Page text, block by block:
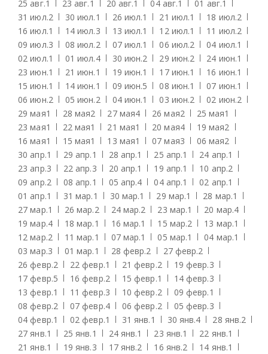
25 авг.1 23 авг.1 20 авг.1 04 авг.1 01 авг.1
31 июл.2 30 июл.1 26 июл.1 21 июл.1 18 июл.2
16 июл.1 14 июл.3 13 июл.1 12 июл.1 11 июл.2
09 июл.3 08 июл.2 07 июл.1 06 июл.2 04 июл.1
02 июл.1 01 июл.4 30 июн.2 29 июн.2 24 июн.1
23 июн.1 21 июн.1 19 июн.1 17 июн.1 16 июн.1
15 июн.1 14 июн.1 09 июн.5 08 июн.1 07 июн.1
06 июн.2 05 июн.2 04 июн.1 03 июн.2 02 июн.2
29 мая1 28 мая2 27 мая4 26 мая2 25 мая1
23 мая1 22 мая1 21 мая1 20 мая4 19 мая2
16 мая1 15 мая1 13 мая1 07 мая3 06 мая2
30 апр.1 29 апр.1 28 апр.1 25 апр.1 24 апр.1
23 апр.3 22 апр.3 20 апр.1 19 апр.1 10 апр.2
09 апр.2 08 апр.1 05 апр.4 04 апр.1 02 апр.1
01 апр.1 31 мар.1 30 мар.1 29 мар.1 28 мар.1
27 мар.1 26 мар.2 24 мар.2 23 мар.1 20 мар.4
19 мар.4 18 мар.1 16 мар.1 15 мар.2 13 мар.1
12 мар.2 11 мар.1 07 мар.1 05 мар.1 04 мар.1
03 мар.3 01 мар.1 28 февр.2 27 февр.2
26 февр.2 22 февр.1 21 февр.2 19 февр.3
17 февр.5 16 февр.2 15 февр.1 14 февр.3
13 февр.1 11 февр.3 10 февр.2 09 февр.1
08 февр.2 07 февр.4 06 февр.2 05 февр.3
04 февр.1 02 февр.1 31 янв.1 30 янв.4 28 янв.2
27 янв.1 25 янв.1 24 янв.1 23 янв.1 22 янв.1
21 янв.1 19 янв.3 17 янв.2 16 янв.2 14 янв.1